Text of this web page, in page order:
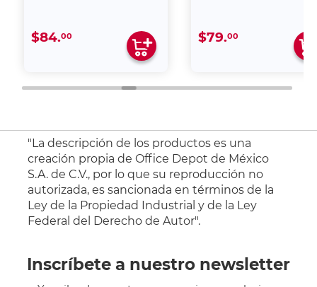
$84.00 $79.00
"La descripción de los productos es una
creación propia de Office Depot de México
S.A. de C.V., por lo que su reproducción no
autorizada, es sancionada en términos de la
Ley de la Propiedad Industrial y de la Ley
Federal del Derecho de Autor".
Inscríbete a nuestro newsletter